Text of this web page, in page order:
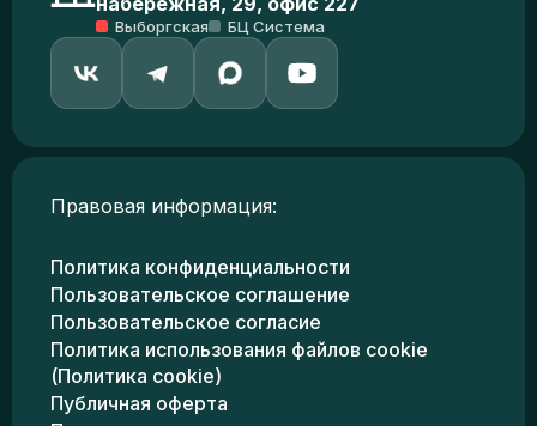
Выборгская БЦ Система
Правовая информация:
Политика конфиденциальности
Пользовательское соглашение
Пользовательское согласие
Политика использования файлов cookie
(Политика cookie)
Публичная оферта